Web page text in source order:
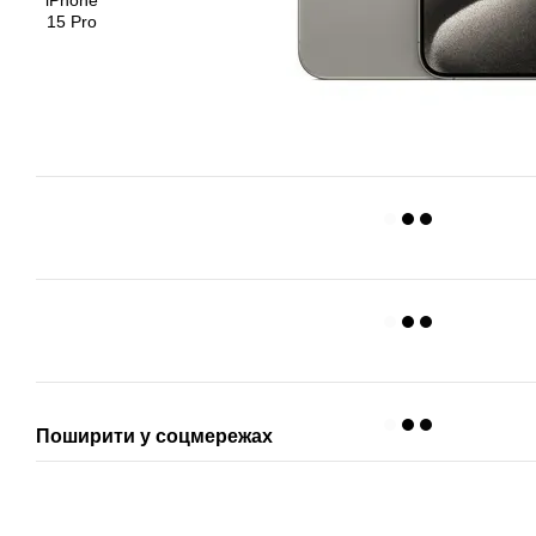
Поширити у соцмережах